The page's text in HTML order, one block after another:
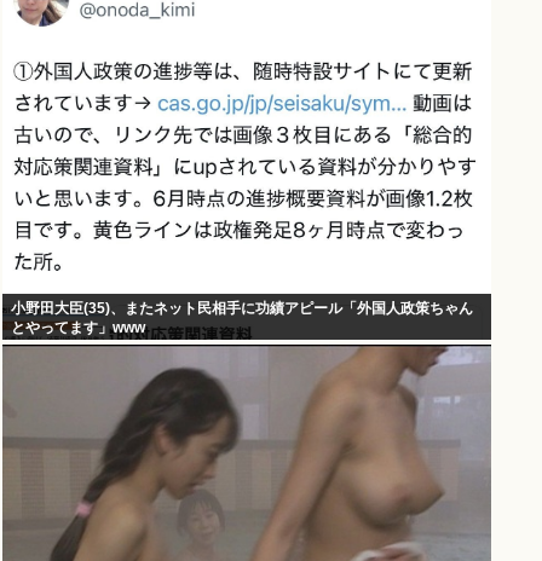
小野田大臣(35)、またネット民相手に功績アピール「外国人政策ちゃん
とやってます」www